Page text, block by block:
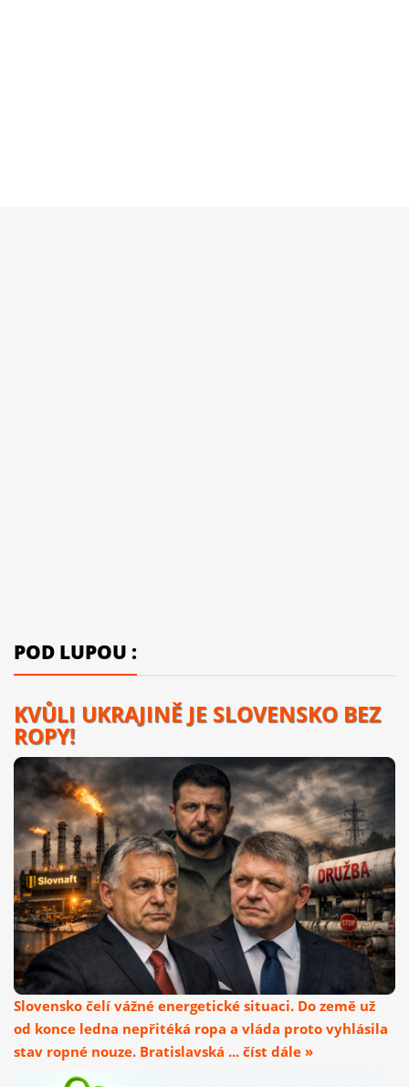
POD LUPOU :
KVŮLI UKRAJINĚ JE SLOVENSKO BEZ
ROPY!
Slovensko čelí vážné energetické situaci. Do země už
od konce ledna nepřitéká ropa a vláda proto vyhlásila
stav ropné nouze. Bratislavská ... číst dále »